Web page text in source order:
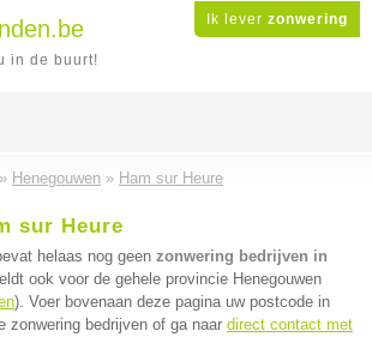
Ik lever zonwering
in de buurt!
» Henegouwen » Ham sur Heure
sur Heure
helaas nog geen zonwering bedrijven in
ook voor de gehele provincie Henegouwen
). Voer bovenaan deze pagina uw postcode in
zonwering bedrijven of ga naar direct contact met